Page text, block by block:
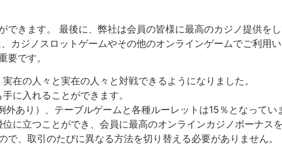
きます。 最後に、弊社は会員の皆様に最高のカジノ提供を
カジノスロットゲームやその他のオンラインゲームでご利用
要です。
在の人々と実在の人々と対戦できるようになりました。
に入れることができます。
あり）、テーブルゲームと各種ルーレットは15％となってい
に立つことができ、会員に最高のオンラインカジノボーナスを
で、取引のたびに異なる方法を切り替える必要がありません